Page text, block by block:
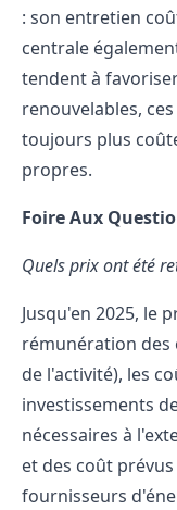
: son entretien
centrale
tendent à
renouvelables,
toujours plus
propres.
Foire Aux
Quels prix ont été
Jusqu'en 2025, le
rémunération des
de l'activité), les
investissements
nécessaires à
et des coût
fournisseurs